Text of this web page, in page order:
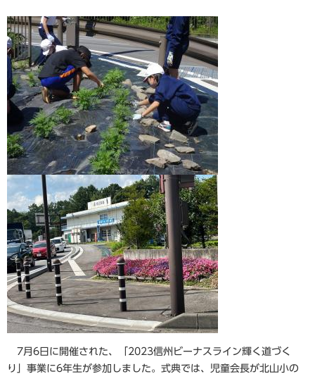
7月6日に開催された、「2023信州ビーナスライン輝く道づく
り」事業に6年生が参加しました。式典では、児童会長が北山小の